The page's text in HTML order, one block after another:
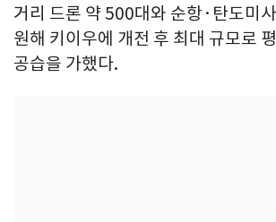
거리 드론 약 500대와 순항·탄도미
원해 키이우에 개전 후 최대 규모로
공습을 가했다.